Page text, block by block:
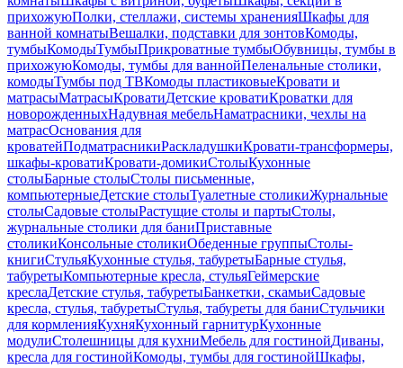
прихожуюПолки, стеллажи, системы храненияШкафы для
ванной комнатыВешалки, подставки для зонтовКомоды,
тумбыКомодыТумбыПрикроватные тумбыОбувницы, тумбы в
прихожуюКомоды, тумбы для ваннойПеленальные столики,
комодыТумбы под ТВКомоды пластиковыеКровати и
матрасыМатрасыКроватиДетские кроватиКроватки для
новорожденныхНадувная мебельНаматрасники, чехлы на
матрасОснования для
кроватейПодматрасникиРаскладушкиКровати-трансформеры,
шкафы-кроватиКровати-домикиСтолыКухонные
столыБарные столыСтолы письменные,
компьютерныеДетские столыТуалетные столикиЖурнальные
столыСадовые столыРастущие столы и партыСтолы,
журнальные столики для баниПриставные
столикиКонсольные столикиОбеденные группыСтолы-
книгиСтульяКухонные стулья, табуретыБарные стулья,
табуретыКомпьютерные кресла, стульяГеймерские
креслаДетские стулья, табуретыБанкетки, скамьиСадовые
кресла, стулья, табуретыСтулья, табуреты для баниСтульчики
для кормленияКухняКухонный гарнитурКухонные
модулиСтолешницы для кухниМебель для гостинойДиваны,
кресла для гостинойКомоды, тумбы для гостинойШкафы,